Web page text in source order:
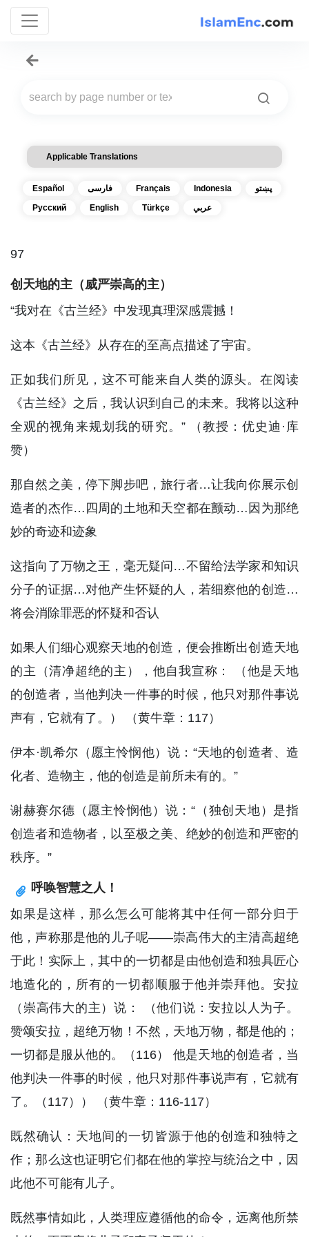
Applicable Translations
Español فارسی Français Indonesia
پښتو
Русский
English Türkçe عربي
97
创天地的主（威严崇高的主）
“我对在《古兰经》中发现真理深感震撼！
这本《古兰经》从存在的至高点描述了宇宙。
正如我们所见，这不可能来自人类的源头。在阅读
《古兰经》之后，我认识到自己的未来。我将以这种
全观的视角来规划我的研究。” （教授：优史迪·库
赞）
那自然之美，停下脚步吧，旅行者…让我向你展示创
造者的杰作…四周的土地和天空都在颤动…因为那绝
妙的奇迹和迹象
这指向了万物之王，毫无疑问…不留给法学家和知识
分子的证据…对他产生怀疑的人，若细察他的创造…
将会消除罪恶的怀疑和否认
如果人们细心观察天地的创造，便会推断出创造天地
的主（清净超绝的主），他自我宣称： （他是天地
的创造者，当他判决一件事的时候，他只对那件事说
声有，它就有了。） （黄牛章：117）
伊本·凯希尔（愿主怜悯他）说：“天地的创造者、造
化者、造物主，他的创造是前所未有的。”
谢赫赛尔德（愿主怜悯他）说：“（独创天地）是指
创造者和造物者，以至极之美、绝妙的创造和严密的
秩序。”
呼唤智慧之人！
如果是这样，那么怎么可能将其中任何一部分归于
他，声称那是他的儿子呢——崇高伟大的主清高超绝
于此！实际上，其中的一切都是由他创造和独具匠心
地造化的，所有的一切都顺服于他并崇拜他。安拉
（崇高伟大的主）说： （他们说：安拉以人为子。
赞颂安拉，超绝万物！不然，天地万物，都是他的；
一切都是服从他的。（116） 他是天地的创造者，当
他判决一件事的时候，他只对那件事说声有，它就有
了。（117）） （黄牛章：116-117）
既然确认：天地间的一切皆源于他的创造和独特之
作；那么这也证明它们都在他的掌控与统治之中，因
此他不可能有儿子。
既然事情如此，人类理应遵循他的命令，远离他所禁